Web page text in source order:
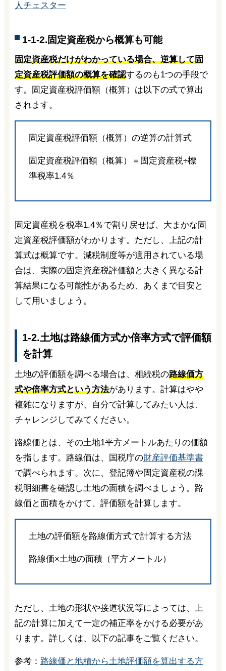
人チェスター
1-1-2.固定資産税から概算も可能
固定資産税だけがわかっている場合、逆算して固
定資産税評価額の概算を確認するのも1つの手段で
す。固定資産税評価額（概算）は以下の式で算出
されます。
固定資産税評価額（概算）の逆算の計算式
固定資産税評価額（概算）＝固定資産税÷標
準税率1.4％
固定資産税を税率1.4％で割り戻せば、大まかな固
定資産税評価額がわかります。ただし、上記の計
算式は概算です。減税制度等が適用されている場
合は、実際の固定資産税評価額と大きく異なる計
算結果になる可能性があるため、あくまで目安と
して用いましょう。
1-2.土地は路線価方式か倍率方式で評価額
を計算
土地の評価額を調べる場合は、相続税の路線価方
式や倍率方式という方法があります。計算はやや
複雑になりますが、自分で計算してみたい人は、
チャレンジしてみてください。
路線価とは、その土地1平方メートルあたりの価額
を指します。路線価は、国税庁の財産評価基準書
で調べられます。次に、登記簿や固定資産税の課
税明細書を確認し土地の面積を調べましょう。路
線価と面積をかけて、評価額を計算します。
土地の評価額を路線価方式で計算する方法
路線価×土地の面積（平方メートル）
ただし、土地の形状や接道状況等によっては、上
記の計算に加えて一定の補正率をかける必要があ
ります。詳しくは、以下の記事をご覧ください。
参考： 路線価と地積から土地評価額を算出する方